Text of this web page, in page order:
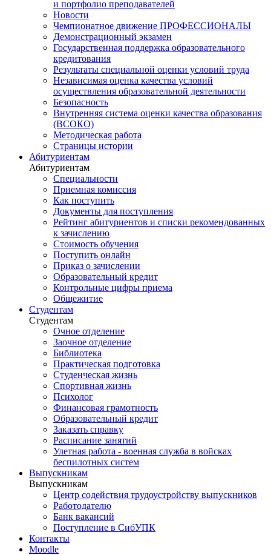
и портфолио преподавателей
Новости
Чемпионатное движение ПРОФЕССИОНАЛЫ
Демонстрационный экзамен
Государственная поддержка образовательного
кредитования
Результаты специальной оценки условий труда
Независимая оценка качества условий
осуществления образовательной деятельности
Безопасность
Внутренняя система оценки качества образования
(ВСОКО)
Методическая работа
Страницы истории
Абитуриентам
Абитуриентам
Специальности
Приемная комиссия
Как поступить
Документы для поступления
Рейтинг абитуриентов и списки рекомендованных
к зачислению
Стоимость обучения
Поступить онлайн
Приказ о зачислении
Образовательный кредит
Контрольные цифры приема
Общежитие
Студентам
Студентам
Очное отделение
Заочное отделение
Библиотека
Практическая подготовка
Студенческая жизнь
Спортивная жизнь
Психолог
Финансовая грамотность
Образовательный кредит
Заказать справку
Расписание занятий
Улетная работа - военная служба в войсках
беспилотных систем
Выпускникам
Выпускникам
Центр содействия трудоустройству выпускников
Работодателю
Банк вакансий
Поступление в СибУПК
Контакты
Moodle